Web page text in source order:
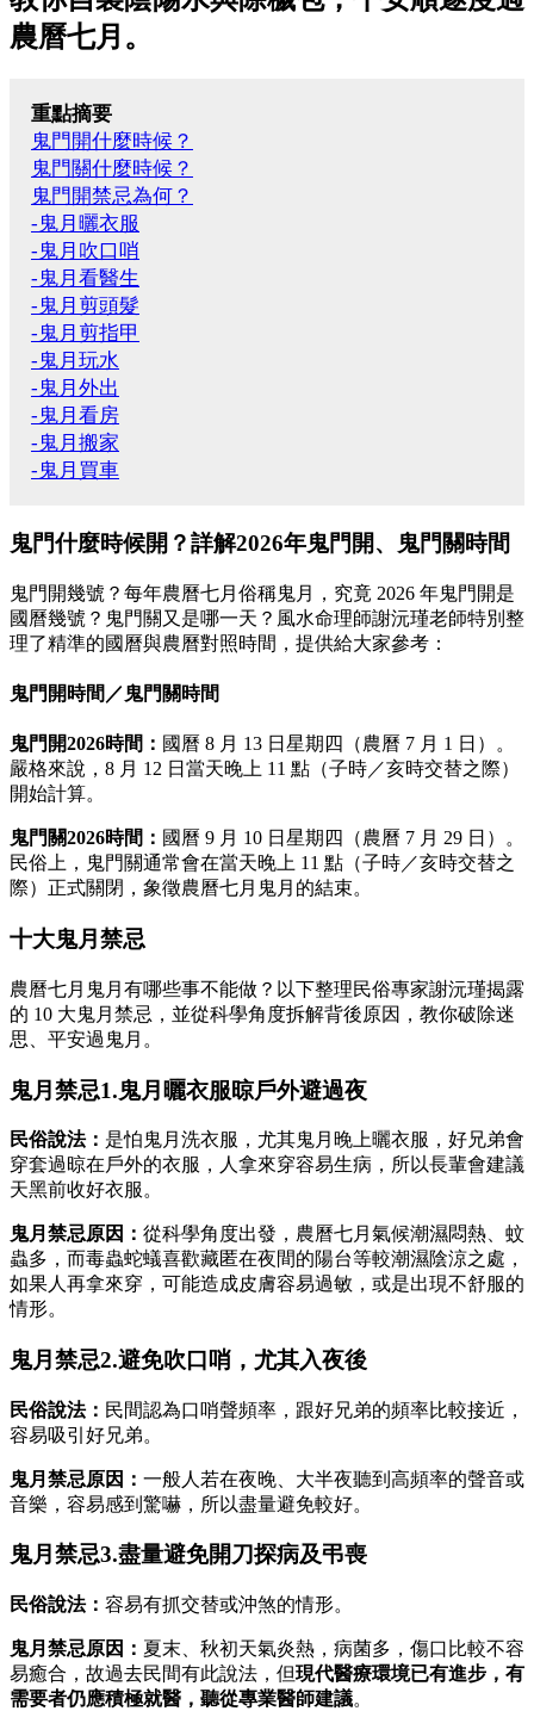
農曆七月。
重點摘要
鬼門開什麼時候？
鬼門關什麼時候？
鬼門開禁忌為何？
-鬼月曬衣服
-鬼月吹口哨
-鬼月看醫生
-鬼月剪頭髮
-鬼月剪指甲
-鬼月玩水
-鬼月外出
-鬼月看房
-鬼月搬家
-鬼月買車
鬼門什麼時候開？詳解2026年鬼門開、鬼門關時間
鬼門開幾號？每年農曆七月俗稱鬼月，究竟 2026 年鬼門開是
國曆幾號？鬼門關又是哪一天？風水命理師謝沅瑾老師特別整
理了精準的國曆與農曆對照時間，提供給大家參考：
鬼門開時間／鬼門關時間
鬼門開2026時間： 國曆 8 月 13 日星期四（農曆 7 月 1 日）。
嚴格來說，8 月 12 日當天晚上 11 點（子時／亥時交替之際）
開始計算。
鬼門關2026時間： 國曆 9 月 10 日星期四（農曆 7 月 29 日）。
民俗上，鬼門關通常會在當天晚上 11 點（子時／亥時交替之
際）正式關閉，象徵農曆七月鬼月的結束。
十大鬼月禁忌
農曆七月鬼月有哪些事不能做？以下整理民俗專家謝沅瑾揭露
的 10 大鬼月禁忌，並從科學角度拆解背後原因，教你破除迷
思、平安過鬼月。
鬼月禁忌1.鬼月曬衣服晾戶外避過夜
民俗說法： 是怕鬼月洗衣服，尤其鬼月晚上曬衣服，好兄弟會
穿套過晾在戶外的衣服，人拿來穿容易生病，所以長輩會建議
天黑前收好衣服。
鬼月禁忌原因： 從科學角度出發，農曆七月氣候潮濕悶熱、蚊
蟲多，而毒蟲蛇蟻喜歡藏匿在夜間的陽台等較潮濕陰涼之處，
如果人再拿來穿，可能造成皮膚容易過敏，或是出現不舒服的
情形。
鬼月禁忌2.避免吹口哨，尤其入夜後
民俗說法： 民間認為口哨聲頻率，跟好兄弟的頻率比較接近，
容易吸引好兄弟。
鬼月禁忌原因： 一般人若在夜晚、大半夜聽到高頻率的聲音或
音樂，容易感到驚嚇，所以盡量避免較好。
鬼月禁忌3.盡量避免開刀探病及弔喪
民俗說法： 容易有抓交替或沖煞的情形。
鬼月禁忌原因： 夏末、秋初天氣炎熱，病菌多，傷口比較不容
易癒合，故過去民間有此說法，但現代醫療環境已有進步，有
需要者仍應積極就醫，聽從專業醫師建議。